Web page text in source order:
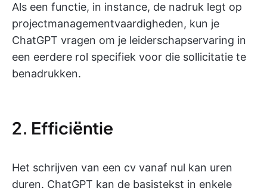
Als een functie, in instance, de nadruk legt op
projectmanagementvaardigheden, kun je
ChatGPT vragen om je leiderschapservaring in
een eerdere rol specifiek voor die sollicitatie te
benadrukken.
2. Efficiëntie
Het schrijven van een cv vanaf nul kan uren
duren. ChatGPT kan de basistekst in enkele